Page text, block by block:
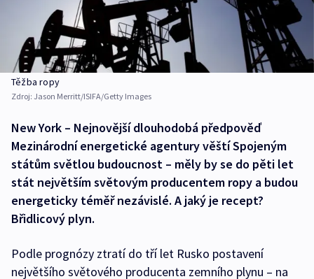
Těžba ropy
Zdroj: Jason Merritt/ISIFA/Getty Images
New York – Nejnovější dlouhodobá předpověď
Mezinárodní energetické agentury věští Spojeným
státům světlou budoucnost – měly by se do pěti let
stát největším světovým producentem ropy a budou
energeticky téměř nezávislé. A jaký je recept?
Břidlicový plyn.
Podle prognózy ztratí do tří let Rusko postavení
největšího světového producenta zemního plynu – na